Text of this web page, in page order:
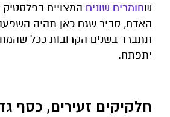
שחומרים שונים המצויים בפלסטיק
האדם, סביר שגם כאן תהיה
תתברר בשנים הקרובות ככל
יתפתח.
חלקיקים זעירים, כסף